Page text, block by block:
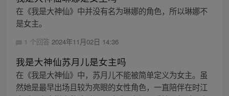
在《我是大神仙》中并没有名为琳娜的角色，所以琳娜不
是女主。
1 个回答 2024年11月02日 14:36
我是大神仙苏月儿是女主吗
在《我是大神仙》中，苏月儿不能被简单定义为女主。虽
然她是最早出场且较为亮眼的女性角色，一直陪伴在时江